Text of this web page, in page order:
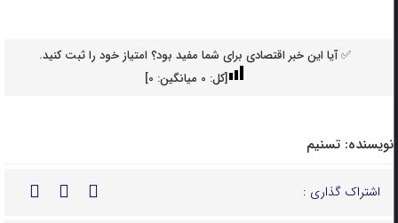
✅ آیا این خبر اقتصادی برای شما مفید بود؟ امتیاز خود را ثبت کنید.
[کل: 0میانگین: 0
]
نویسنده: تسنیم
اشتراک گذاری :